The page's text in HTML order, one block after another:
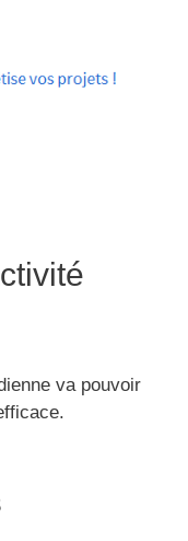
va pouvoir